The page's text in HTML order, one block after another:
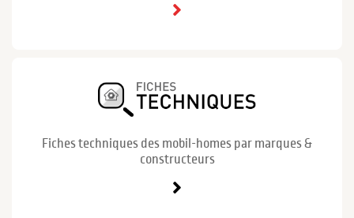
Fiches techniques des mobil-homes par marques &
constructeurs